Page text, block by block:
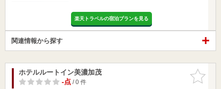
楽天トラベルの宿泊プランを見る
関連情報から探す
お気に入
りに追加
ホテルルートイン美濃加茂
-点/ 0 件